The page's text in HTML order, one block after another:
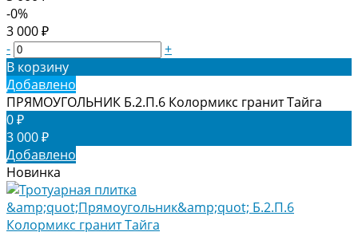
-0%
3 000 ₽
-
+
В корзину
Добавлено
ПРЯМОУГОЛЬНИК Б.2.П.6 Колормикс гранит Тайга
0 ₽
3 000 ₽
Добавлено
Новинка